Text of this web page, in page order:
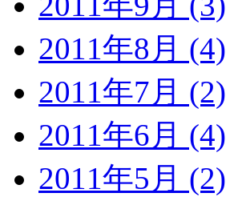
2011年8月 (4)
2011年7月 (2)
2011年6月 (4)
2011年5月 (2)